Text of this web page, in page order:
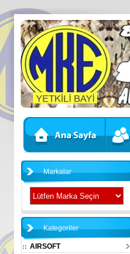
Markalar
Kategoriler
AIRSOFT